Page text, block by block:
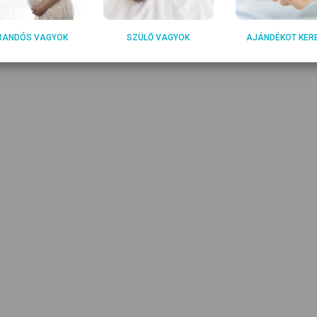
VAGYOK SZÜLŐ VAGYOK AJÁNDÉKOT